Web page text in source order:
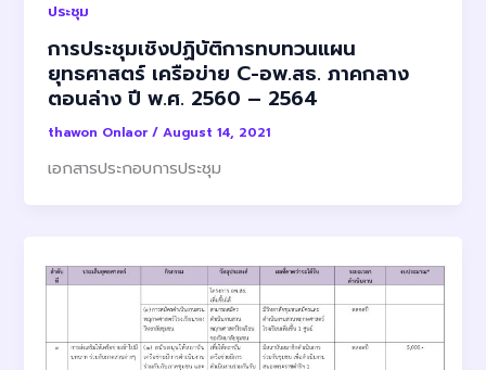
ประชุม
การประชุมเชิงปฏิบัติการทบทวนแผน
ยุทธศาสตร์ เครือข่าย C-อพ.สธ. ภาคกลาง
ตอนล่าง ปี พ.ศ. 2560 – 2564
thawon Onlaor/August 14, 2021
เอกสารประกอบการประชุม